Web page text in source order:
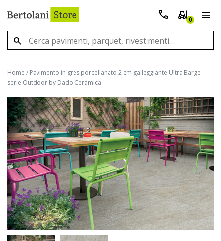
0
Home / Pavimento in gres porcellanato 2 cm galleggiante Ultra Barge
serie Outdoor by Dado Ceramica